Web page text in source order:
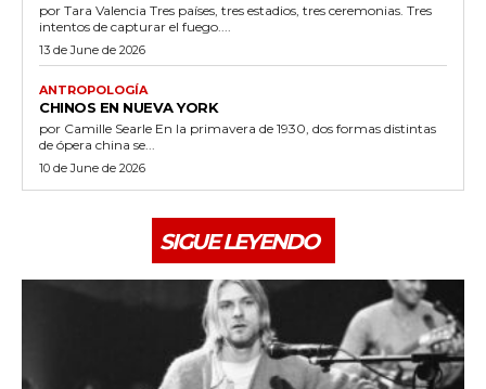
por Tara Valencia Tres países, tres estadios, tres ceremonias. Tres
intentos de capturar el fuego....
13 de June de 2026
ANTROPOLOGÍA
CHINOS EN NUEVA YORK
por Camille Searle En la primavera de 1930, dos formas distintas
de ópera china se...
10 de June de 2026
SIGUE LEYENDO